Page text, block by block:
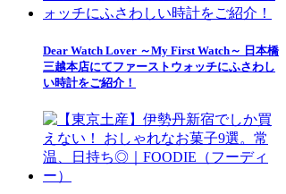
Dear Watch Lover ～My First Watch～ 日本橋
三越本店にてファーストウォッチにふさわし
い時計をご紹介！